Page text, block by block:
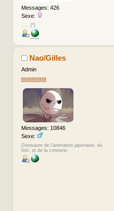
Messages: 426
Sexe:
..... {*}
Nao/Gilles
Admin
Messages: 10846
Sexe:
Dinosaure de l'animation japonaise, du
Net, et de la connerie.